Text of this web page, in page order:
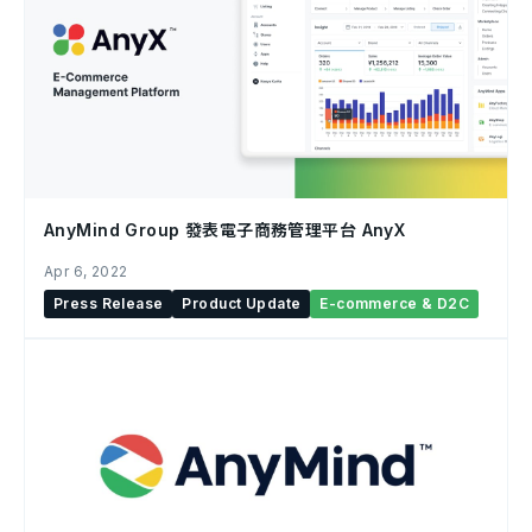
AnyMind Group 發表電子商務管理平台 AnyX
Apr 6, 2022
Press Release
Product Update E-commerce & D2C